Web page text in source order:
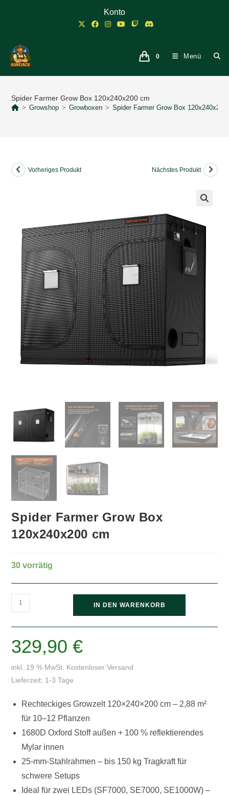
Konto
0 Menü
Spider Farmer Grow Box 120x240x200 cm
> Growshop > Growboxen > Spider Farmer Grow Box
Vorheriges Produkt Nächstes Produkt
Spider Farmer Grow Box
120x240x200 cm
30 vorrätig
Spider
Farmer
Grow
120x240x200
cm
Menge
IN DEN WARENKORB
329,90€
inkl. 19 % MwSt. Kostenloser Versand
Lieferzeit: 1-3 Tage
Rechteckiges Growzelt 120×240×200 cm – 2,88 m²
für 10–12 Pflanzen
1680D Oxford Stoff außen + 100 % reflektierendes
Mylar innen
25-mm-Stahlrahmen – bis 150 kg Tragkraft für
schwere Setups
Ideal für zwei LEDs (SF7000, SE7000, SE1000W) –